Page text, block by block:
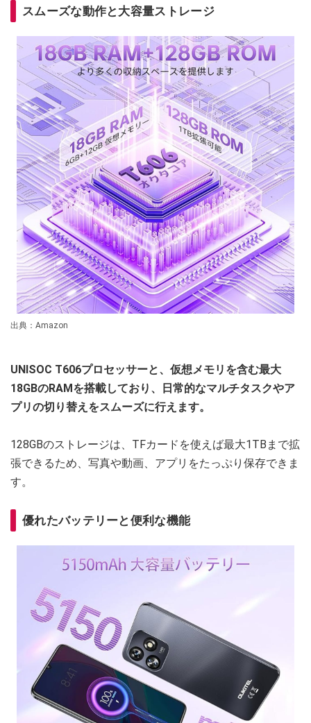
スムーズな動作と大容量ストレージ
出典：Amazon
UNISOC T606プロセッサーと、仮想メモリを含む最大
18GBのRAMを搭載しており、日常的なマルチタスクやア
プリの切り替えをスムーズに行えます。
128GBのストレージは、TFカードを使えば最大1TBまで拡
張できるため、写真や動画、アプリをたっぷり保存できま
す。
優れたバッテリーと便利な機能